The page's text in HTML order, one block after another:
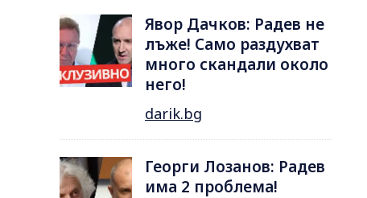
Явор Дачков: Радев не
лъже! Само раздухват
много скандали около
него!
darik.bg
Георги Лозанов: Радев
има 2 проблема!